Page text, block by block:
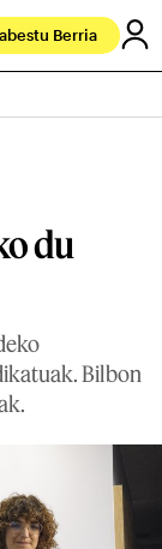
Berria
du
Bilbon